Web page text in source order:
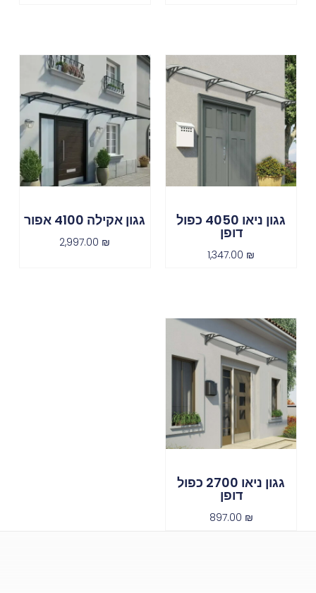
גגון ניאו 4050 כפול
דופן
1,347.00 ₪
גגון אקילה 4100 אפור
2,997.00 ₪
גגון ניאו 2700 כפול
דופן
897.00 ₪